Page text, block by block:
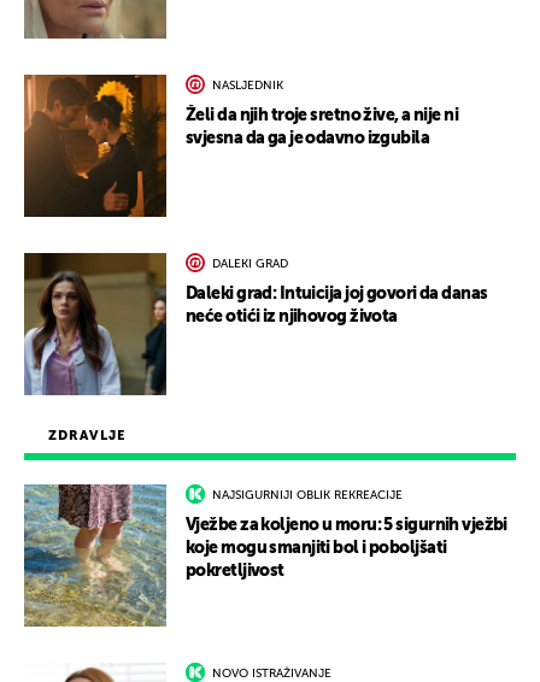
ZDRAVLJE
NAJSIGURNIJI OBLIK REKREACIJE
Vježbe za koljeno u moru: 5 sigurnih vježbi
koje mogu smanjiti bol i poboljšati
pokretljivost
NOVO ISTRAŽIVANJE
NASLJEDNIK
Želi da njih troje sretno žive, a nije ni
svjesna da ga je odavno izgubila
DALEKI GRAD
Daleki grad: Intuicija joj govori da danas
neće otići iz njihovog života